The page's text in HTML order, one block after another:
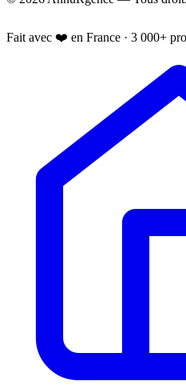
Fait avec ❤️ en France · 3 000+